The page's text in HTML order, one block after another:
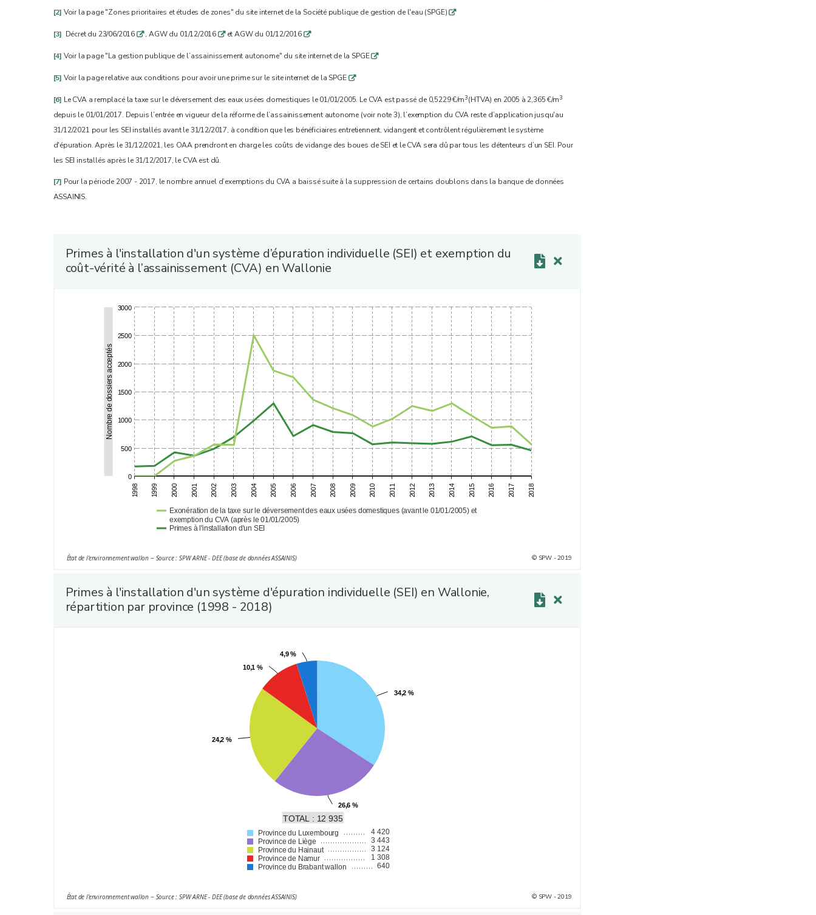
[2] Voir la page "Zones prioritaires et études de zones" du site internet de la Société publique de gestion de l'eau (SPGE)q
[3] Décret du 23/06/2016 q, AGW du 01/12/2016 qet AGW du 01/12/2016 q
[4] Voir la page "La gestion publique de l’assainissement autonome" du site internet de la SPGEq
[5] Voir la page relative aux conditions pour avoir une prime sur le site internet de la SPGE q
[6] Le CVA a remplacé la taxe sur le déversement des eaux usées domestiques le 01/01/2005. Le CVA est passé de 0,5229 €/m3(HTVA) en 2005 à 2,365 €/m3
depuis le 01/01/2017. Depuis l’entrée en vigueur de la réforme de l’assainissement autonome (voir note 3), l’exemption du CVA reste d’application jusqu'au
31/12/2021 pour les SEI installés avant le 31/12/2017, à condition que les bénéficiaires entretiennent, vidangent et contrôlent régulièrement le système
d'épuration. Après le 31/12/2021, les OAA prendront en charge les coûts de vidange des boues de SEI et le CVA sera dû par tous les détenteurs d’un SEI. Pour
les SEI installés après le 31/12/2017, le CVA est dû.
[7] Pour la période 2007 - 2017, le nombre annuel d’exemptions du CVA a baissé suite à la suppression de certains doublons dans la banque de données
ASSAINIS.
Primes à l'installation d'un système d’épuration individuelle (SEI) et exemption du
coût-vérité à l’assainissement (CVA) en Wallonie
Nombre de dossiers acceptés
Exonération de la taxe sur le déversement des eaux usées domestiques (avant le 01/01/2005) et
exemption du CVA (après le 01/01/2005)
Primes à l'installation d'un SEI
1998 1999 2000 2001 2002 2003 2004 2005 2006 2007 2008 2009 2010 2011 2012 2013 2014 2015 2016 2017 2018
0
500
1000
1500
2000
2500
3000
État de l'environnement wallon − Source : SPW ARNE - DEE (base de données ASSAINIS) © SPW - 2019
Primes à l'installation d'un système d'épuration individuelle (SEI) en Wallonie,
répartition par province (1998 - 2018)
TOTAL : 12 935
34,2 %
34,2 %
26,6 %
26,6 %
24,2 %
24,2 %
10,1 %
10,1 %
4,9 %
4,9 %
4 420
Province du Luxembourg
3 443
Province de Liège
3 124
Province du Hainaut
1 308
Province de Namur
640
Province du Brabant wallon
État de l'environnement wallon − Source : SPW ARNE - DEE (base de données ASSAINIS) © SPW - 2019